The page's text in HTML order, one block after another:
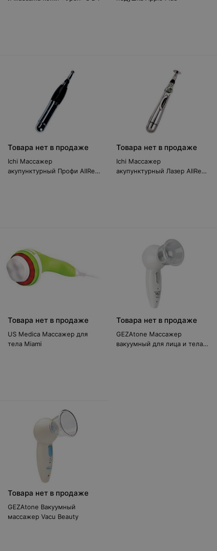
Товара нет в продаже
Ichi Массажер
акупунктурный Профи AllRest
Товара нет в продаже
Ichi Массажер
акупунктурный Лазер AllRest
Товара нет в продаже
US Medica Массажер для
тела Miami
Товара нет в продаже
GEZAtone Массажер
вакуумный для лица и тела
Товара нет в продаже
GEZAtone Вакуумный
массажер Vacu Beauty